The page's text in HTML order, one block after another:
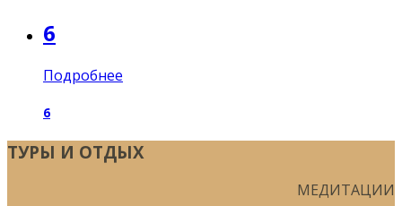
6
Подробнее
6
ТУРЫ И ОТДЫХ
МЕДИТАЦИИ